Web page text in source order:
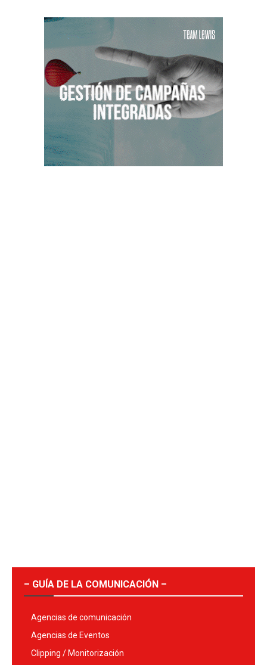
– GUÍA DE LA COMUNICACIÓN –
Agencias de comunicación
Agencias de Eventos
Clipping / Monitorización